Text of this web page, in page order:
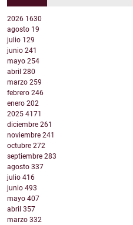
2026 1630
agosto 19
julio 129
junio 241
mayo 254
abril 280
marzo 259
febrero 246
enero 202
2025 4171
diciembre 261
noviembre 241
octubre 272
septiembre 283
agosto 337
julio 416
junio 493
mayo 407
abril 357
marzo 332